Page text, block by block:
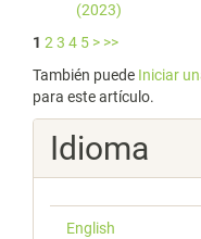
(2023)
1 2 3 4 5 > >>
También puede Iniciar
para este artículo.
Idioma
English